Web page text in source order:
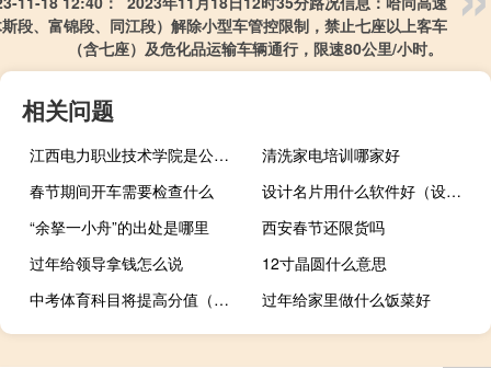
段、富锦段、同江段）解除小型车管控限制，禁止七座以上客车
（含七座）及危化品运输车辆通行，限速80公里/小时。 ​​​
相关问题
江西电力职业技术学院是公办还是民办
清洗家电培训哪家好
春节期间开车需要检查什么
设计名片用什么软件好（设计名片用什么软件）
“余拏一小舟”的出处是哪里
西安春节还限货吗
过年给领导拿钱怎么说
12寸晶圆什么意思
中考体育科目将提高分值（中考体育科目将提高分值）
过年给家里做什么饭菜好